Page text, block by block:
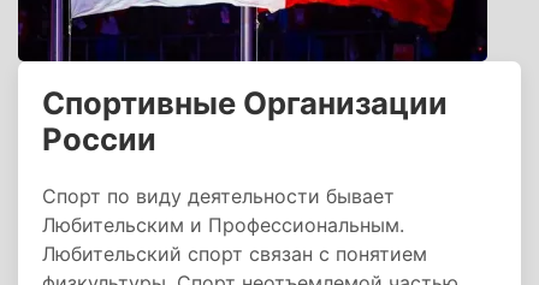
Спортивные Организации
России
Спорт по виду деятельности бывает
Любительским и Профессиональным.
Любительский спорт связан с понятием